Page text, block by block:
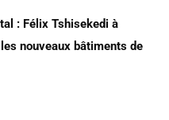
: Félix Tshisekedi à
nouveaux bâtiments de